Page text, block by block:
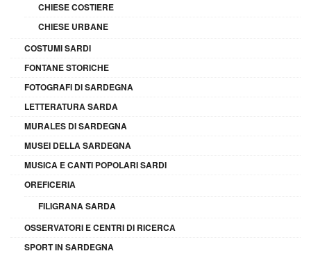
CHIESE COSTIERE
CHIESE URBANE
COSTUMI SARDI
FONTANE STORICHE
FOTOGRAFI DI SARDEGNA
LETTERATURA SARDA
MURALES DI SARDEGNA
MUSEI DELLA SARDEGNA
MUSICA E CANTI POPOLARI SARDI
OREFICERIA
FILIGRANA SARDA
OSSERVATORI E CENTRI DI RICERCA
SPORT IN SARDEGNA